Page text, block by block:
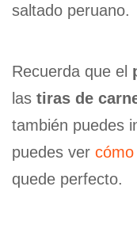
saltado peruano.
Recuerda que el
las tiras de
también puedes
puedes ver
quede perfecto.